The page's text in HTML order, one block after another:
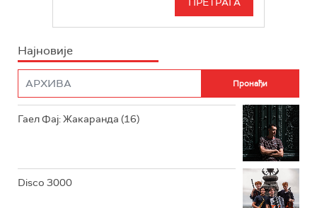
РАДИО РОКЕНРОЛЕР
РАДИО ЏЕЗЕР
ИНФО
Најновије
Гаел Фај: Жакаранда (16)
Disco 3000